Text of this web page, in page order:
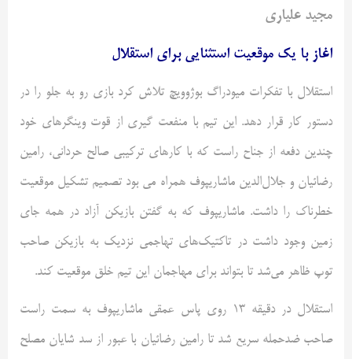
مجید علیاری
اغاز با یک موقعیت استثنایی برای استقلال
استقلال با تفکرات میودراگ بوژوویچ تلاش کرد بازی رو به جلو را در
دستور کار قرار دهد. این تیم با منفعت گیری از قوتوینگرهای خود
چندین دفعه از جناح راست که با کارهای ترکیبی صالح حردانی، رامین
رضائیان و جلال‌الدینماشاریپوف همراه می بود تصمیم تشکیل موقعیت
خطرناک را داشت. ماشاریپوف که به گفتن بازیکن آزاد در همه جای
زمین وجود داشت در تاکتیک‌های تهاجمی نزدیک به بازیکن صاحب
توپ ظاهر می‌شد تا بتواند برای مهاجمان این تیم خلق موقعیت کند.
استقلال در دقیقه ۱۳ روی پاس عمقی ماشاریپوف به سمت راست
صاحب ضدحمله سریع شد تا رامین رضائیان با عبور از سد شایان مصلح